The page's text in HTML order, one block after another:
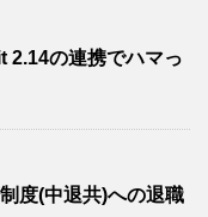
2.14の連携でハマっ
度(中退共)への退職